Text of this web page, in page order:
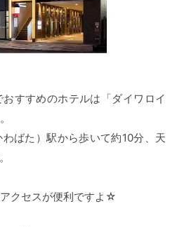
おすすめのホテルは「ダイワロイ
ばた）駅から歩いて約10分、天
クセスが便利ですよ☆